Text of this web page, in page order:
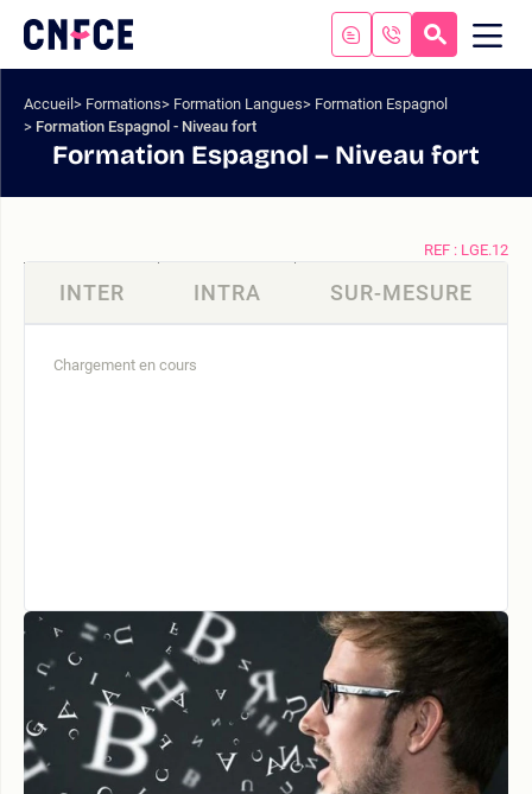
contenu
à
Logo
site
Accueil Formations Formation Langues
Formation Espagnol
Formation Espagnol - Niveau fort
Formation Espagnol – Niveau fort
REF : LGE.12
INTER INTRA SUR-MESURE